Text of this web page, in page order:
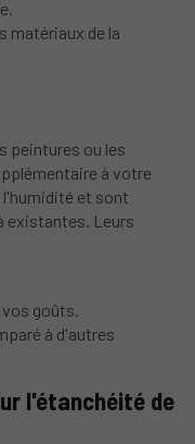
matériaux de la
peintures ou les
à votre
l'humidité et sont
existantes. Leurs
goûts.
à d'autres
l'étanchéité de